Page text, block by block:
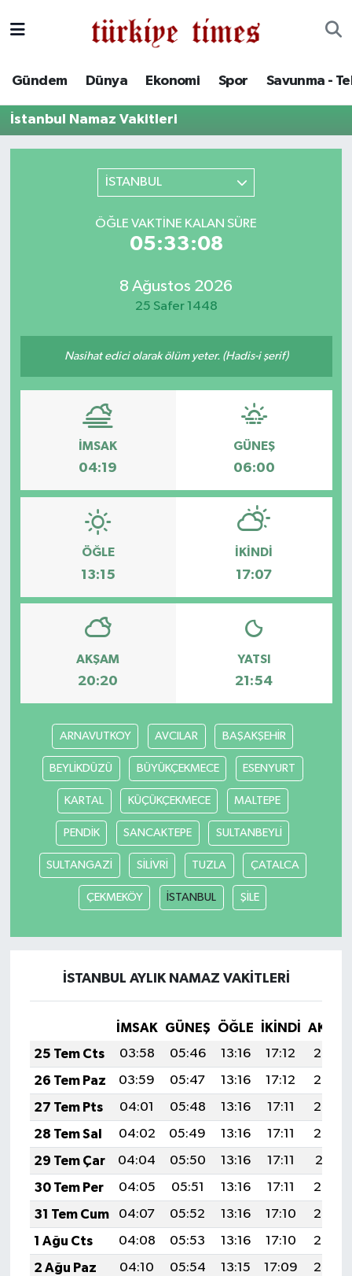
Gündem Dünya Ekonomi Spor Savunma -
İstanbul Namaz Vakitleri
İSTANBUL
ÖĞLE VAKTINE KALAN SÜRE
05:33:08
8 Ağustos 2026
25 Safer 1448
Nasihat edici olarak ölüm yeter. (Hadis-i şerif)
İMSAK
04:19
GÜNEŞ
06:00
ÖĞLE
13:15
İKINDI
17:07
AKŞAM
20:20
YATSI
21:54
ARNAVUTKOY AVCILAR BAŞAKŞEHİR
BEYLİKDÜZÜ BÜYÜKÇEKMECE ESENYURT
KARTAL KÜÇÜKÇEKMECE MALTEPE
PENDİK SANCAKTEPE SULTANBEYLİ
SULTANGAZİ SİLİVRİ TUZLA ÇATALCA
ÇEKMEKÖY İSTANBUL ŞİLE
İSTANBUL AYLIK NAMAZ VAKITLERI
İMSAK GÜNEŞ ÖĞLE İKINDI
25 Tem Cts
03:58 05:46 13:16 17:12
20:35
26 Tem Paz
03:59 05:47 13:16 17:12
20:34
27 Tem Pts
04:01 05:48 13:16 17:11
20:33
28 Tem Sal
04:02 05:49 13:16 17:11
20:32
29 Tem Çar
04:04 05:50 13:16 17:11
20:31
30 Tem Per
04:05 05:51 13:16 17:11
20:30
31 Tem Cum
04:07 05:52 13:16 17:10
20:29
1 Ağu Cts
04:08 05:53 13:16 17:10
20:28
2 Ağu Paz
04:10 05:54 13:15 17:09
20:27
Ekonomi
Savunma - Teknoloji
Süper Lig Puan Durumu ve Fikstür
Tüm Manşetler
Son Dakika Haberleri